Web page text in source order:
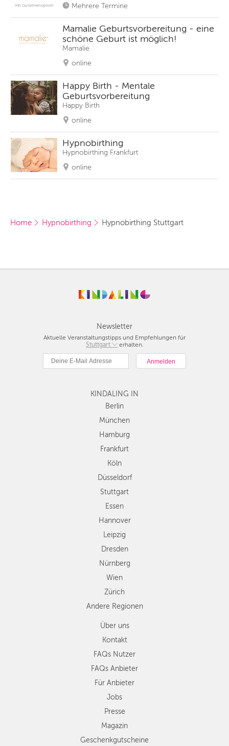
mit Gutscheinoption
Mehrere Termine
Mamalie Geburtsvorbereitung - eine
schöne Geburt ist möglich!
Mamalie
online
Happy Birth - Mentale
Geburtsvorbereitung
Happy Birth
online
Hypnobirthing
Hypnobirthing Frankfurt
online
Home Hypnobirthing Hypnobirthing Stuttgart
Newsletter
Aktuelle Veranstaltungstipps und Empfehlungen für
Stuttgart
Berlin
München
Hamburg
Köln
Stuttgart
Nürnberg
Andere
Regionen
erhalten.
KINDALING IN
Berlin
München
Hamburg
Frankfurt
Köln
Düsseldorf
Stuttgart
Essen
Hannover
Leipzig
Dresden
Nürnberg
Wien
Zürich
Andere Regionen
Über uns
Kontakt
FAQs Nutzer
FAQs Anbieter
Für Anbieter
Jobs
Presse
Magazin
Geschenkgutscheine